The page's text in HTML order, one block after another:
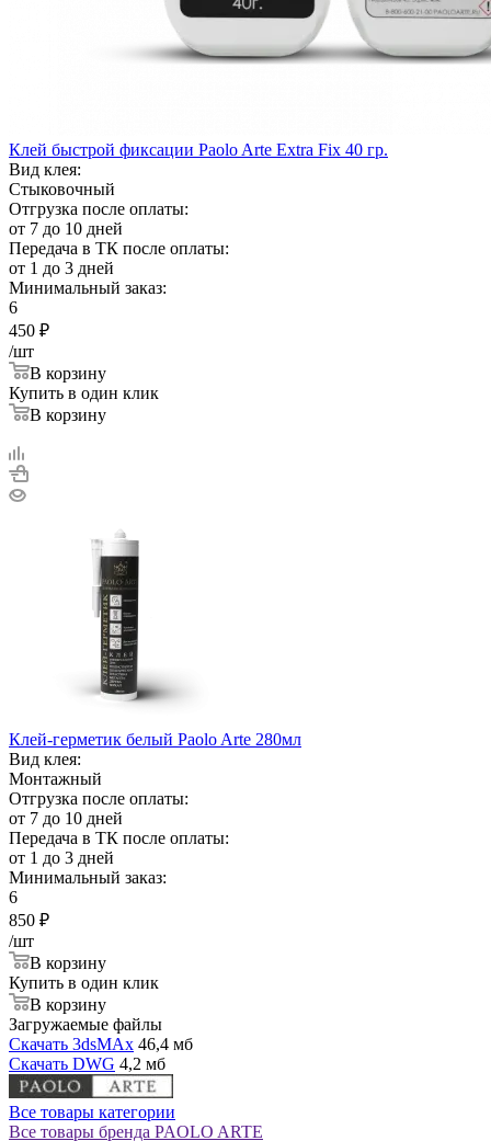
Клей быстрой фиксации Paolo Arte Extra Fix 40 гр.
Вид клея:
Стыковочный
Отгрузка после оплаты:
от 7 до 10 дней
Передача в ТК после оплаты:
от 1 до 3 дней
Минимальный заказ:
6
450 ₽
/шт
В корзину
Купить в один клик
В корзину
Клей-герметик белый Paolo Arte 280мл
Вид клея:
Монтажный
Отгрузка после оплаты:
от 7 до 10 дней
Передача в ТК после оплаты:
от 1 до 3 дней
Минимальный заказ:
6
850 ₽
/шт
В корзину
Купить в один клик
В корзину
Загружаемые файлы
Скачать 3dsMAx 46,4 мб
Скачать DWG 4,2 мб
Все товары категории
Все товары бренда PAOLO ARTE